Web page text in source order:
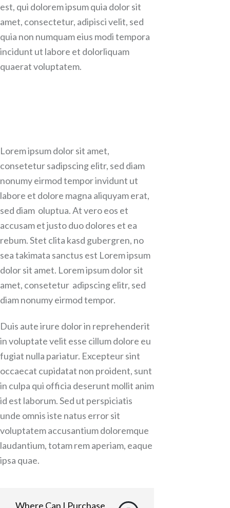
est, qui dolorem ipsum quia dolor sit
amet, consectetur, adipisci velit, sed
quia non numquam eius modi tempora
incidunt ut labore et dolorliquam
quaerat voluptatem.
Lorem ipsum dolor sit amet,
consetetur sadipscing elitr, sed diam
nonumy eirmod tempor invidunt ut
labore et dolore magna aliquyam erat,
sed diam oluptua. At vero eos et
accusam et justo duo dolores et ea
rebum. Stet clita kasd gubergren, no
sea takimata sanctus est Lorem ipsum
dolor sit amet. Lorem ipsum dolor sit
amet, consetetur adipscing elitr, sed
diam nonumy eirmod tempor.
Duis aute irure dolor in reprehenderit
in voluptate velit esse cillum dolore eu
fugiat nulla pariatur. Excepteur sint
occaecat cupidatat non proident, sunt
in culpa qui officia deserunt mollit anim
id est laborum. Sed ut perspiciatis
unde omnis iste natus error sit
voluptatem accusantium doloremque
laudantium, totam rem aperiam, eaque
ipsa quae.
Where Can I Purchase